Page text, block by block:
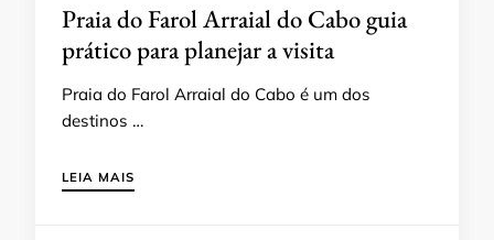
Praia do Farol Arraial do Cabo guia
prático para planejar a visita
Praia do Farol Arraial do Cabo é um dos
destinos …
LEIA MAIS